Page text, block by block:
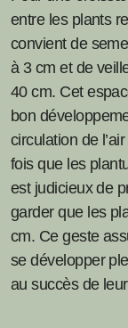
entre les plants
convient de
à 3 cm et de
40 cm. Cet
bon
circulation de
fois que les
est judicieux de
garder que les
cm. Ce geste
se développer
au succès de